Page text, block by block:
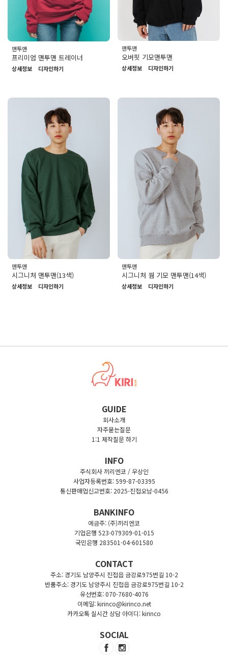
맨투맨
프리미엄 맨투맨 트레이너
상세정보 디자인하기
맨투맨
오버핏 기모맨투맨
상세정보 디자인하기
맨투맨
시그니처 맨투맨(13색)
상세정보 디자인하기
맨투맨
시그니처 웜 기모 맨투맨(14색)
상세정보 디자인하기
GUIDE
회사소개
자주묻는질문
1:1 제작질문 하기
INFO
주식회사 끼리엔코 / 우상인
사업자등록번호: 599-87-03395
통신판매업신고번호: 2025-진접오남-0456
BANKINFO
예금주: (주)끼리엔코
기업은행 523-079309-01-015
국민은행 283501-04-601580
CONTACT
주소: 경기도 남양주시 진접읍 금강로975번길 10-2
반품주소: 경기도 남양주시 진접읍 금강로975번길 10-2
유선번호: 070-7680-4076
이메일: kirinco@kirinco.net
카카오톡 실시간 상담 아이디: kirinco
SOCIAL